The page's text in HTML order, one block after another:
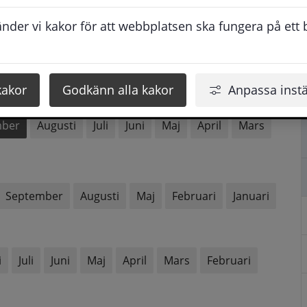
vi kakor för att webbplatsen ska fungera på ett
Godkänn alla kakor Anpassa
Augusti Juni Maj April
Mars
Augusti Juli Juni Maj April
Mars
September Augusti Maj Februari Januari
Juli Juni Maj April Mars
Februari